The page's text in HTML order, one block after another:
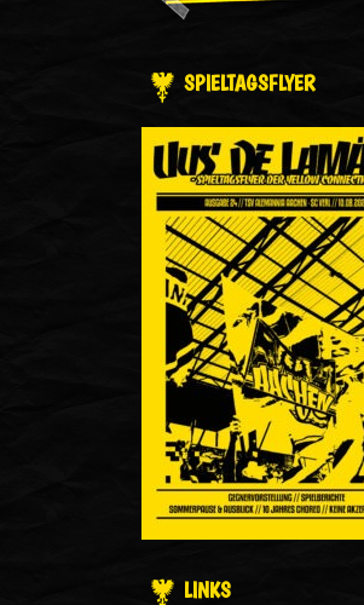
SPIELTAGSFLYER
LINKS